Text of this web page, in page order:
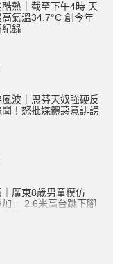
酷熱｜截至下午4時 天
氣溫34.7°C 創今年
紀錄
風波｜恩芬天奴強硬反
！怒批媒體惡意誹謗
｜廣東8歲男童模仿
台跳下腳